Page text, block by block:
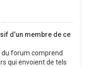
d’un membre de ce
forum comprend
qui envoient de tels